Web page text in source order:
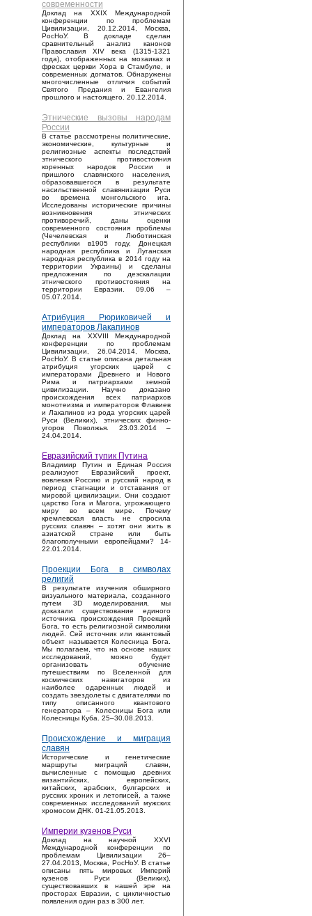
современности
Доклад на XXIX Международной
конференции по проблемам
Цивилизации, 20.12.2014, Москва,
РосНоУ. В докладе сделан
сравнительный анализ канонов
Православия XIV века (1315-1321
года), отображенных на мозаиках и
фресках церкви Хора в Стамбуле, и
современных догматов. Обнаружены
многочисленные отличия событий
Святого Предания и Евангелия
прошлого и настоящего. 20.12.2014.
Этнические вызовы народам
России
В статье рассмотрены политические,
экономические, культурные и
религиозные аспекты последствий
этнического противостояния
коренных народов России и
пришлого славянского населения,
образовавшегося в результате
насильственной славянизации Руси
во времена монгольского ига.
Исследованы исторические причины
возникновения этнических
противоречий, даны оценки
современного состояния проблемы
(Чечелевская и Люботинская
республики в1905 году, Донецкая
народная республика и Луганская
народная республика в 2014 году на
территории Украины) и сделаны
предложения по деэскалации
этнического противостояния на
территории Евразии. 09.06 –
05.07.2014.
Атрибуция Рюриковичей и
императоров Лакапинов
Доклад на XXVIII Международной
конференции по проблемам
Цивилизации, 26.04.2014, Москва,
РосНоУ. В статье описана детальная
атрибуция угорских царей с
императорами Древнего и Нового
Рима и патриархами земной
цивилизации. Научно доказано
происхождения всех патриархов
монотеизма и императоров Флавиев
и Лакапинов из рода угорских царей
Руси (Великих), этнических финно-
угоров Поволжья. 23.03.2014 –
24.04.2014.
Евразийский тупик Путина
Владимир Путин и Единая Россия
реализуют Евразийский проект,
вовлекая Россию и русский народ в
период стагнации и отставания от
мировой цивилизации. Они создают
царство Гога и Магога, угрожающего
миру во всем мире. Почему
кремлевская власть не спросила
русских славян – хотят они жить в
азиатской стране или быть
благополучными европейцами? 14-
22.01.2014.
Проекции Бога в символах
религий
В результате изучения обширного
визуального материала, созданного
путем 3D моделирования, мы
доказали существование единого
источника происхождения Проекций
Бога, то есть религиозной символики
людей. Сей источник или квантовый
объект называется Колесница Бога.
Мы полагаем, что на основе наших
исследований, можно будет
организовать обучение
путешествиям по Вселенной для
космических навигаторов из
наиболее одаренных людей и
создать звездолеты с двигателями по
типу описанного квантового
генератора – Колесницы Бога или
Колесницы Куба. 25–30.08.2013.
Происхождение и миграция
славян
Исторические и генетические
маршруты миграций славян,
вычисленные с помощью древних
византийских, европейских,
китайских, арабских, булгарских и
русских хроник и летописей, а также
современных исследований мужских
хромосом ДНК. 01-21.05.2013.
Империи кузенов Руси
Доклад на научной XXVI
Международной конференции по
проблемам Цивилизации 26–
27.04.2013, Москва, РосНоУ. В статье
описаны пять мировых Империй
кузенов Руси (Великих),
существовавших в нашей эре на
просторах Евразии, с цикличностью
появления один раз в 300 лет.